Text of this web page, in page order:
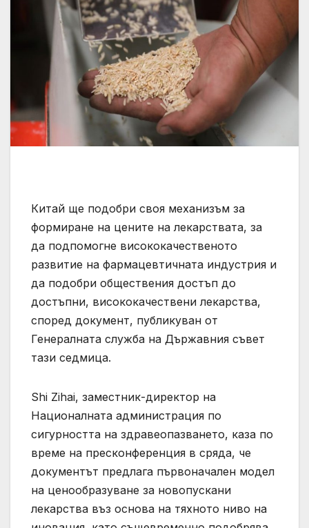
Китай ще подобри своя механизъм за
формиране на цените на лекарствата, за
да подпомогне висококачественото
развитие на фармацевтичната индустрия и
да подобри обществения достъп до
достъпни, висококачествени лекарства,
според документ, публикуван от
Генералната служба на Държавния съвет
тази седмица.
Shi Zihai, заместник-директор на
Националната администрация по
сигурността на здравеопазването, каза по
време на пресконференция в сряда, че
документът предлага първоначален модел
на ценообразуване за новопускани
лекарства въз основа на тяхното ниво на